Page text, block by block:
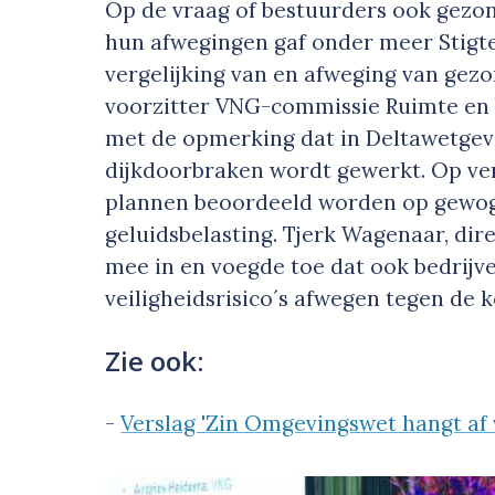
Op de vraag of bestuurders ook
hun afwegingen gaf onder meer
vergelijking van en afweging van
voorzitter VNG-commissie Ruimte
met de opmerking dat in
dijkdoorbraken wordt gewerkt. Op
plannen beoordeeld worden op
geluidsbelasting. Tjerk Wagenaar,
mee in en voegde toe dat ook
veiligheidsrisico´s afwegen tegen de
Zie ook:
-Verslag 'Zin Omgevingswet hangt